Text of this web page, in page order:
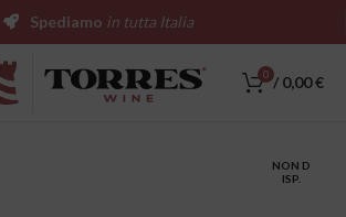
0 / 0,00€
NON D
ISP.
Spediamo in tutta Italia